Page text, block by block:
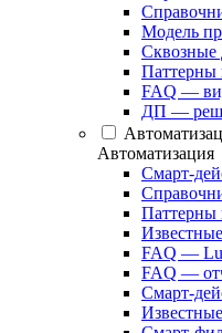
Модель
FAQ —
ДП —
Автоматизация
Смарт-
FAQ —
FAQ —
Смарт-